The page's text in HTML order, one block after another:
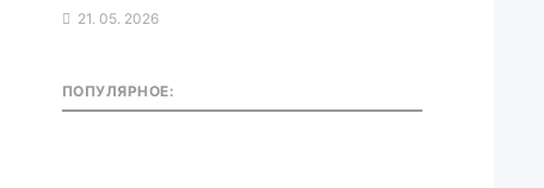
21. 05. 2026
ПОПУЛЯРНОЕ: